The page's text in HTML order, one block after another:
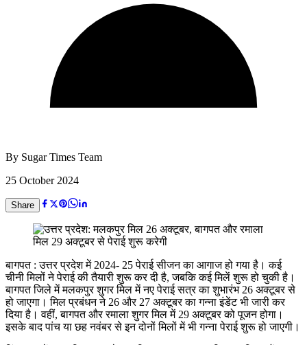
By Sugar Times Team
25 October 2024
Share
बागपत : उत्तर प्रदेश में 2024- 25 पेराई सीजन का आगाज हो गया है। कई
चीनी मिलों ने पेराई की तैयारी शुरू कर दी है, जबकि कई मिलें शुरू हो चुकी है।
बागपत जिले में मलकपुर शुगर मिल में नए पेराई सत्र का शुभारंभ 26 अक्टूबर से
हो जाएगा। मिल प्रबंधन ने 26 और 27 अक्टूबर का गन्ना इंडेंट भी जारी कर
दिया है। वहीं, बागपत और रमाला शुगर मिल में 29 अक्टूबर को पूजन होगा।
इसके बाद पांच या छह नवंबर से इन दोनों मिलों में भी गन्ना पेराई शुरू हो जाएगी।